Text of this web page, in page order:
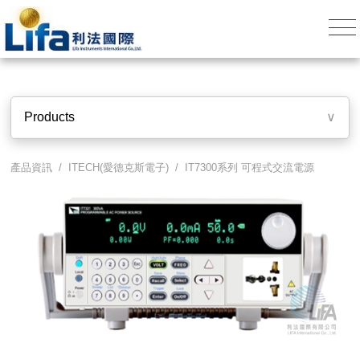
Products ∨
產品資訊 / ITECH(愛德克斯電子) / IT7300系列 可程式交流電源